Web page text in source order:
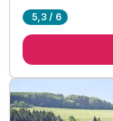
2 x reichhaltiges
1 x
1 x
5,3 / 6